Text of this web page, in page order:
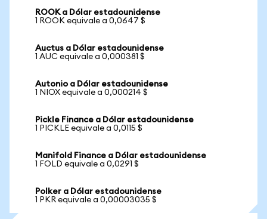
ROOK a Dólar estadounidense
1 ROOK equivale a 0,0647 $
Auctus a Dólar estadounidense
1 AUC equivale a 0,000381 $
Autonio a Dólar estadounidense
1 NIOX equivale a 0,000214 $
Pickle Finance a Dólar estadounidense
1 PICKLE equivale a 0,0115 $
Manifold Finance a Dólar estadounidense
1 FOLD equivale a 0,0291 $
Polker a Dólar estadounidense
1 PKR equivale a 0,00003035 $